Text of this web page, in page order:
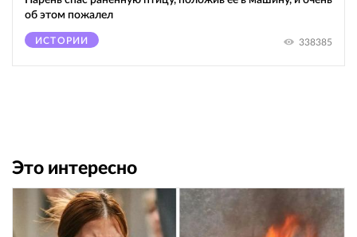
об этом пожалел
ИСТОРИИ 338385
Это интересно